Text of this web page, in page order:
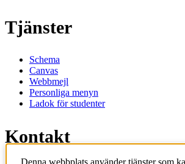
Tjänster
Schema
Canvas
Webbmejl
Personliga menyn
Ladok för studenter
Kontakt
Denna webbplats använder tjänster som